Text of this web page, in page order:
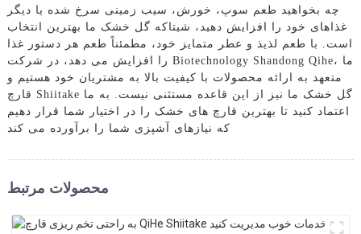
چه بخواهید طعم سوپ، خورش، سیب زمینی سرخ شده یا دیگر
غذاهای خود را افزایش دهید، شیتاکه گل خشک ما بهترین انتخاب
است. با طعم لذیذ و عطر متمایز خود، مطمئناً طعم هر دستور غذا
را افزایش می دهد، در شرکت Biotechnology Shandong Qihe، ما
متعهد به ارائه محصولات با کیفیت بالا به مشتریان خود هستیم و
قارچ Shiitake گل خشک ما نیز از این قاعده مستثنی نیست. به ما
اعتماد کنید تا بهترین قارچ های خشک را در اختیار شما قرار دهیم
که نیازهای آشپزی شما را برآورده می کند
محصولات مرتبط